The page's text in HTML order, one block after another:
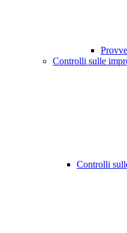
Controlli sulle
Controlli